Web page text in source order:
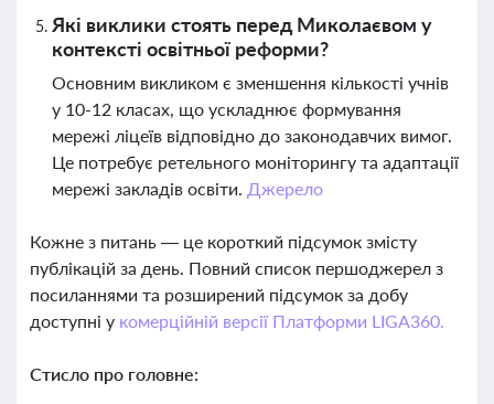
Які виклики стоять перед Миколаєвом у
контексті освітньої реформи?
Основним викликом є зменшення кількості учнів
у 10-12 класах, що ускладнює формування
мережі ліцеїв відповідно до законодавчих вимог.
Це потребує ретельного моніторингу та адаптації
мережі закладів освіти. Джерело
Кожне з питань — це короткий підсумок змісту
публікацій за день. Повний список першоджерел з
посиланнями та розширений підсумок за добу
доступні у комерційній версії Платформи LIGA360.
Стисло про головне: